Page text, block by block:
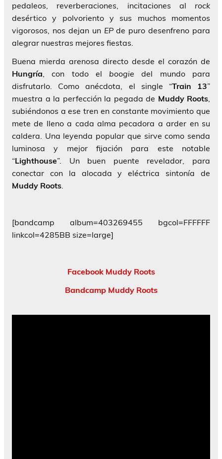
pedaleos, reverberaciones, incitaciones al rock
desértico y polvoriento y sus muchos momentos
vigorosos, nos dejan un EPde puro desenfreno para
alegrar nuestras mejores fiestas.
Buena mierda arenosa directo desde el corazón de
Hungría, con todo el boogie del mundo para
disfrutarlo. Como anécdota, el single “Train 13”
muestra a la perfección la pegada de Muddy Roots,
subiéndonos a ese tren en constante movimiento que
mete de lleno a cada alma pecadora a arder en su
caldera. Una leyenda popular que sirve como senda
luminosa y mejor fijación para este notable
“Lighthouse”. Un buen puente revelador, para
conectar con la alocada y eléctrica sintonía de
Muddy Roots.
[bandcamp album=403269455 bgcol=FFFFFF
linkcol=4285BB size=large]
Facebook Muddy Roots
Bandcamp Muddy Roots